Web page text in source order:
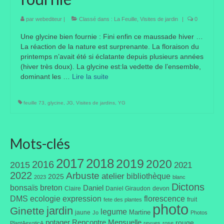
Taille des arbres et arbustes
Vannerie
Autres
Bibliothèque
Listes
Evénements
Amis jardiniers du Devon
Fête des plantes
Florescence
par webediteur | Classé dans : La Feuille Visites de jardin | 0
Une glycine bien fournie : Fini enfin ce maussade hiver …
La réaction de la nature est surprenante. La floraison du
printemps n’avait été si éclatante depuis plusieurs années
(hiver très doux). La glycine est:la vedette de l’ensemble,
dominant les … Lire la suite­­
feuille 73 glycine JG Visites de jardins YG
Mots-clés
2015 2016 201720182019 2020 2021
2022 2023 2025 Arbuste atelier bibliothèque blanc
bonsaïs breton Claire Daniel Daniel Giraudon devon Dictons
DMS ecologie expression fete des plantes florescence fruit
Ginette jardin jaune Jo legume Martine photo Photos
potager